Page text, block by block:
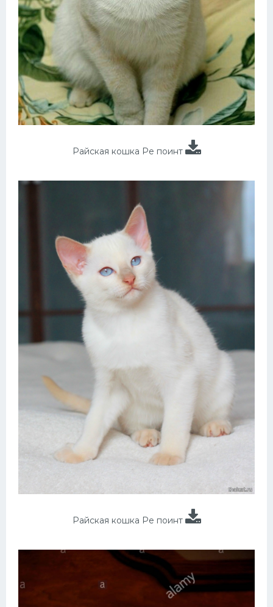
Райская кошка Ре поинт
Райская кошка Ре поинт